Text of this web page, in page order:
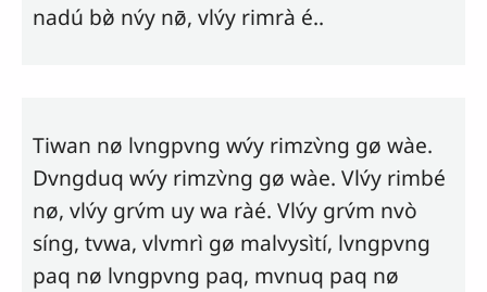
nadú bø̀ nv́y nø̄, vlv́y rimrà é..
Tiwan nø lvngpvng wv́y rimzv̀ng gø wàe.
Dvngduq wv́y rimzv̀ng gø wàe. Vlv́y rimbé
nø, vlv́y grv́m uy wa ràé. Vlv́y grv́m nvò
síng, tvwa, vlvmrì gø malvysìtí, lvngpvng
paq nø lvngpvng paq, mvnuq paq nø